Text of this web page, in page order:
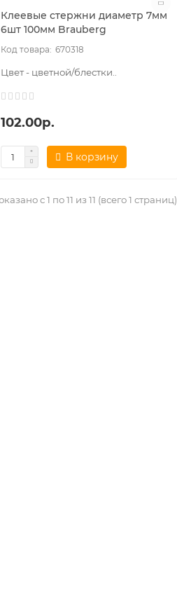
Клеевые стержни диаметр 7мм
6шт 100мм Brauberg
670318
Цвет - цветной/блестки..
102.00р.
В корзину
с 1 по 11 из 11 (всего 1 страниц)